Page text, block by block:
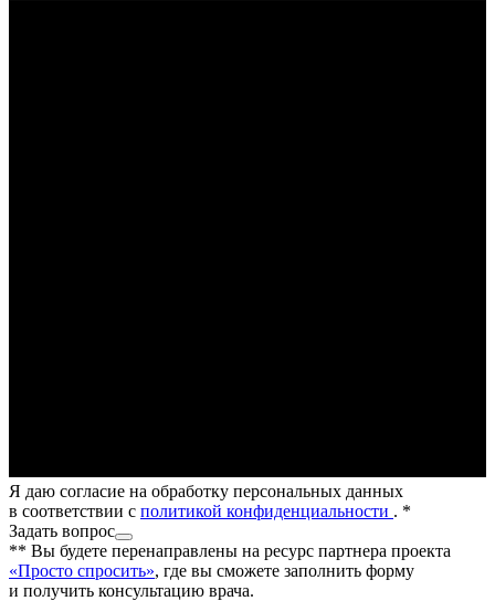
Я даю согласие на обработку персональных данных
в соответствии с политикой конфиденциальности . *
Задать вопрос
** Вы будете перенаправлены на ресурс партнера проекта
«Просто спросить», где вы сможете заполнить форму
и получить консультацию врача.